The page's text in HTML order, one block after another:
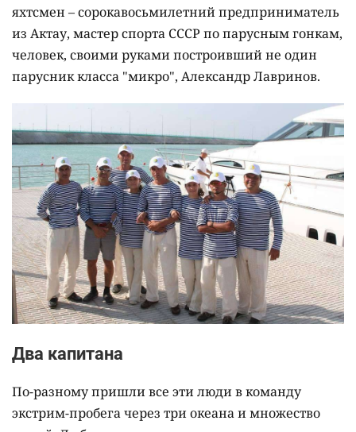
яхтсмен – сорокавосьмилетний предприниматель
из Актау, мастер спорта СССР по парусным гонкам,
человек, своими руками построивший не один
парусник класса "микро", Александр Лавринов.
Два капитана
По-разному пришли все эти люди в команду
экстрим-пробега через три океана и множество